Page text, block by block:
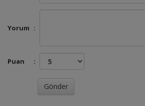
Yorum :
Puan :